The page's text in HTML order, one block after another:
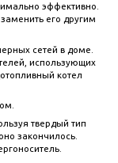
эффективно.
его другим
сетей в доме.
использующих
котел
твердый тип
закончилось.